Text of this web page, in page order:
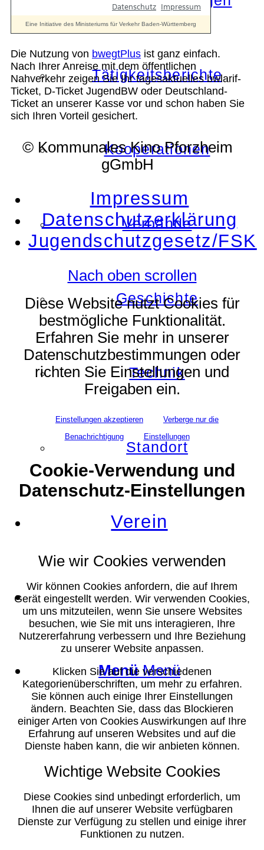
Tätigkeitsberichte
Kooperationen
Verbände
Geschichte
Technik
Standort
Verein
Suche
Menü Menü
Die Nutzung von bwegtPlus ist ganz einfach.
Nach Ihrer Anreise mit dem öffentlichen
Nahverkehr zeigen Sie Ihr tagesaktuelles bwlarif-
Ticket, D-Ticket JugendBW oder Deutschland-
Ticket an unserer Kasse vor und schon haben Sie
sich Ihren Vorteil gesichert.
© Kommunales Kino Pforzheim
gGmbH
Impressum
Datenschutzerklärung
Jugendschutzgesetz/FSK
Nach oben scrollen
Diese Website nutzt Cookies für
bestmögliche Funktionalität.
Erfahren Sie mehr in unserer
Datenschutzbestimmungen oder
richten Sie Einstellungen und
Freigaben ein.
Einstellungen akzeptieren
Verberge nur die
Benachrichtigung
Einstellungen
Cookie-Verwendung und
Datenschutz-Einstellungen
Wie wir Cookies verwenden
Wir können Cookies anfordern, die auf Ihrem
Gerät eingestellt werden. Wir verwenden Cookies,
um uns mitzuteilen, wenn Sie unsere Websites
besuchen, wie Sie mit uns interagieren, Ihre
Nutzererfahrung verbessern und Ihre Beziehung
zu unserer Website anpassen.
Klicken Sie auf die verschiedenen
Kategorienüberschriften, um mehr zu erfahren.
Sie können auch einige Ihrer Einstellungen
ändern. Beachten Sie, dass das Blockieren
einiger Arten von Cookies Auswirkungen auf Ihre
Erfahrung auf unseren Websites und auf die
Dienste haben kann, die wir anbieten können.
Wichtige Website Cookies
Diese Cookies sind unbedingt erforderlich, um
Ihnen die auf unserer Website verfügbaren
Dienste zur Verfügung zu stellen und einige ihrer
Funktionen zu nutzen.